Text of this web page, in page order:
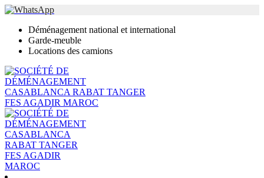
Déménagement national et international
Garde-meuble
Locations des camions